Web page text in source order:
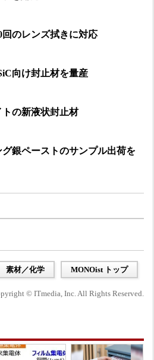
のレンズ拭きに対応
向け封止材を量産
の新液状封止材
銀ペーストのサンプル出荷を
素材／化学 MONOist トップ
© ITmedia, Inc. All Rights Reserved.